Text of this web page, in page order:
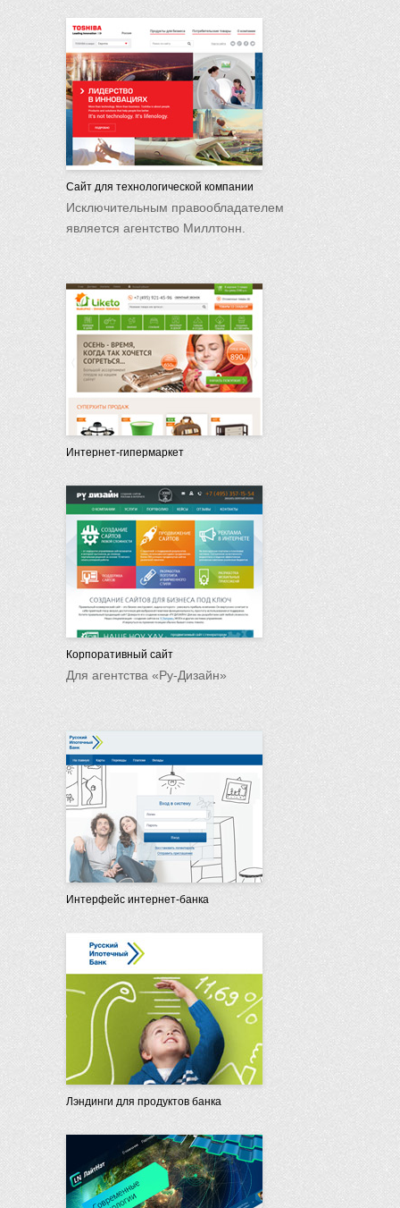
Сайт для технологической компании
Исключительным правообладателем
является агентство Миллтонн.
Интернет-гипермаркет
Корпоративный сайт
Для агентства «Ру-Дизайн»
Интерфейс интернет-банка
Лэндинги для продуктов банка